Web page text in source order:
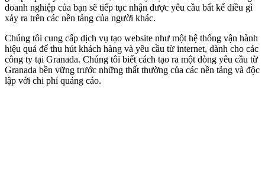
doanh nghiệp của bạn sẽ tiếp tục nhận được yêu cầu bất kể điều gì
xảy ra trên các nền tảng của người khác.
Chúng tôi cung cấp dịch vụ tạo website như một hệ thống vận hành
hiệu quả để thu hút khách hàng và yêu cầu từ internet, dành cho các
công ty tại Granada. Chúng tôi biết cách tạo ra một dòng yêu cầu từ
Granada bền vững trước những thất thường của các nền tảng và độc
lập với chi phí quảng cáo.